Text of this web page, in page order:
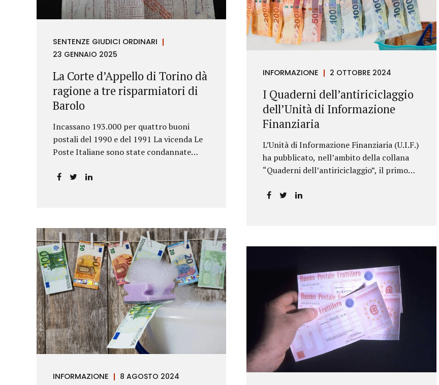
SENTENZE GIUDICI ORDINARI
23 GENNAIO 2025
La Corte d’Appello di Torino dà
ragione a tre risparmiatori di
Barolo
Incassano 193.000 per quattro buoni
postali del 1990 e del 1991 La vicenda Le
Poste Italiane sono state condannate
riconoscere, a tre risparmiatori di Barolo,
risparmiatori, titolari di quattro buoni da
5.000.000 lire ciascuno, non erano stati
pagati integralmente gli interessi
riportati nel retro dei titoli. E questo a
causa di una modifica dei rendimenti
risalente al 1986, precedente alla loro
sottoscrizione, e di un timbro che Poste
aveva messo sopra la tabella, la quale
riportava un generico...
INFORMAZIONE 2 OTTOBRE 2024
I Quaderni dell’antiriciclaggio
dell’Unità di Informazione
Finanziaria
L’Unità di Informazione Finanziaria (U.I.F.)
ha pubblicato, nell’ambito della collana
“Quaderni dell’antiriciclaggio”, il primo
Normativa, che illustra i principali
semestre 2024, con particolare
sezioni della rassegna riguardano le novità
nella disciplina internazionale e
nazionale, e forniscono informazioni su
eventuali consultazioni pubbliche e
su pronunce di particolare
rilevanza emesse nell’esercizio
dell’attività giurisdizionale. In questo
numero l’approfondimento è dedicato, in
particolare: alla recente normativa della
INFORMAZIONE 8 AGOSTO 2024